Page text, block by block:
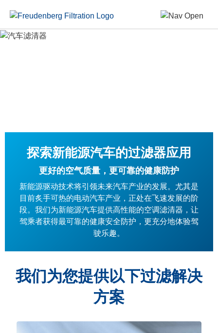
探索新能源汽车的过滤器应用
更好的空气质量，更可靠的健康防护
新能源驱动技术将引领未来汽车产业的发展。尤其是
目前炙手可热的电动汽车产业，正处在飞速发展的阶
段。我们为新能源汽车提供高性能的空调滤清器，让
驾乘者获得最可靠的健康安全防护，更充分地体验驾
驶乐趣。
我们为您提供以下过滤解决
方案